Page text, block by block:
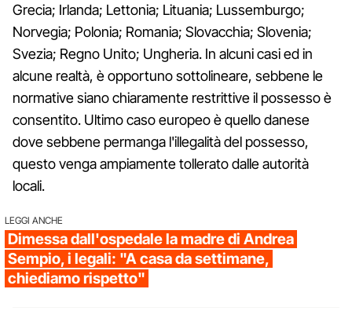
Grecia; Irlanda; Lettonia; Lituania; Lussemburgo;
Norvegia; Polonia; Romania; Slovacchia; Slovenia;
Svezia; Regno Unito; Ungheria. In alcuni casi ed in
alcune realtà, è opportuno sottolineare, sebbene le
normative siano chiaramente restrittive il possesso è
consentito. Ultimo caso europeo è quello danese
dove sebbene permanga l'illegalità del possesso,
questo venga ampiamente tollerato dalle autorità
locali.
LEGGI ANCHE
Dimessa dall'ospedale la madre di Andrea
Sempio, i legali: "A casa da settimane,
chiediamo rispetto"